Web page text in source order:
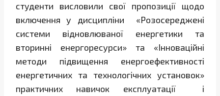
студенти висловили свої пропозиції щодо
включення у дисципліни «Розосереджені
системи відновлюваної енергетики та
вторинні енергоресурси» та «Інноваційні
методи підвищення енергоефективності
енергетичних та технологічних установок»
практичних навичок експлуатації і